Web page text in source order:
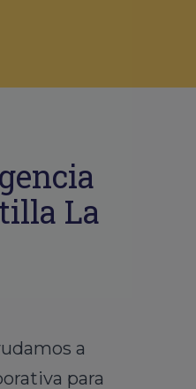
La
a
para